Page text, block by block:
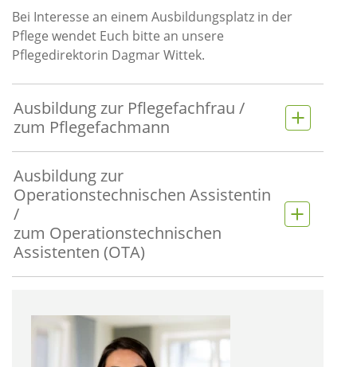
Bei Interesse an einem Ausbildungsplatz in der
Pflege wendet Euch bitte an unsere
Pflegedirektorin Dagmar Wittek.
Ausbildung zur Pflegefachfrau /
zum Pflegefachmann
Ausbildung zur
Operationstechnischen Assistentin
/
zum Operationstechnischen
Assistenten (OTA)